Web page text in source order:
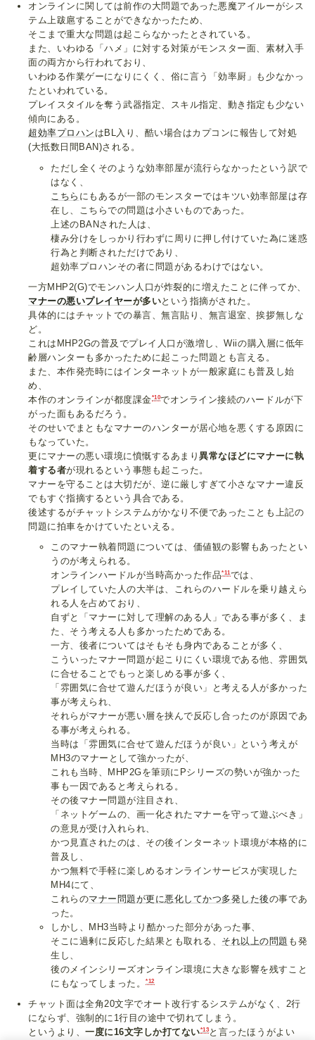
オンラインに関しては前作の大問題であった悪魔アイルーがシス
テム上跋扈することができなかったため、
そこまで重大な問題は起こらなかったとされている。
また、いわゆる「ハメ」に対する対策がモンスター面、素材入手
面の両方から行われており、
いわゆる作業ゲーになりにくく、俗に言う「効率厨」も少なかっ
たといわれている。
プレイスタイルを奪う武器指定、スキル指定、動き指定も少ない
傾向にある。
超効率プロハン はBL入り、酷い場合はカプコンに報告して対処
(大抵数日間BAN)される。
ただし全くそのような効率部屋が流行らなかったという訳で
はなく、
こちら にもあるが一部のモンスターではキツい効率部屋は存
在し、こちらでの問題は小さいものであった。
上述のBANされた人は、
棲み分けをしっかり行わずに周りに押し付けていた為に迷惑
行為と判断されただけであり、
超効率プロハンその者に問題があるわけではない。
一方MHP2(G)でモンハン人口が炸裂的に増えたことに伴ってか、
マナーの悪いプレイヤーが多いという指摘がされた。
具体的にはチャットでの暴言、無言貼り、無言退室、挨拶無しな
ど。
これはMHP2Gの普及でプレイ人口が激増し、Wiiの購入層に低年
齢層ハンターも多かったために起こった問題とも言える。
また、本作発売時にはインターネットが一般家庭にも普及し始
め、
本作のオンラインが都度課金*10でオンライン接続のハードルが下
がった面もあるだろう。
そのせいでまともなマナーのハンターが居心地を悪くする原因に
もなっていた。
更にマナーの悪い環境に憤慨するあまり異常なほどにマナーに執
着する者が現れるという事態も起こった。
マナーを守ることは大切だが、逆に厳しすぎて小さなマナー違反
でもすぐ指摘するという具合である。
後述するがチャットシステムがかなり不便であったことも上記の
問題に拍車をかけていたといえる。
このマナー執着問題については、価値観の影響もあったとい
うのが考えられる。
オンラインハードルが当時高かった作品*11では、
プレイしていた人の大半は、これらのハードルを乗り越えら
れる人を占めており、
自ずと「マナーに対して理解のある人」である事が多く、ま
た、そう考える人も多かったためである。
一方、後者についてはそもそも身内であることが多く、
こういったマナー問題が起こりにくい環境である他、雰囲気
に合せることでもっと楽しめる事が多く、
「雰囲気に合せて遊んだほうが良い」と考える人が多かった
事が考えられ、
それらがマナーが悪い層を挟んで反応し合ったのが原因であ
る事が考えられる。
当時は「雰囲気に合せて遊んだほうが良い」という考えが
MH3のマナーとして強かったが、
これも当時、MHP2Gを筆頭にPシリーズの勢いが強かった
事も一因であると考えられる。
その後マナー問題が注目され、
「ネットゲームの、画一化されたマナーを守って遊ぶべき」
の意見が受け入れられ、
かつ見直されたのは、その後インターネット環境が本格的に
普及し、
かつ無料で手軽に楽しめるオンラインサービスが実現した
MH4にて、
これらのマナー問題が更に悪化してかつ多発した後の事であ
った。
しかし、MH3当時より酷かった部分があった事、
そこに過剰に反応した結果とも取れる、 それ以上の問題 も発
生し、
後のメインシリーズオンライン環境に大きな影響を残すこと
にもなってしまった。*12
チャット面は全角20文字でオート改行するシステムがなく、2行
にならず、強制的に1行目の途中で切れてしまう。
というより、一度に16文字しか打てない*13 と言ったほうがよい